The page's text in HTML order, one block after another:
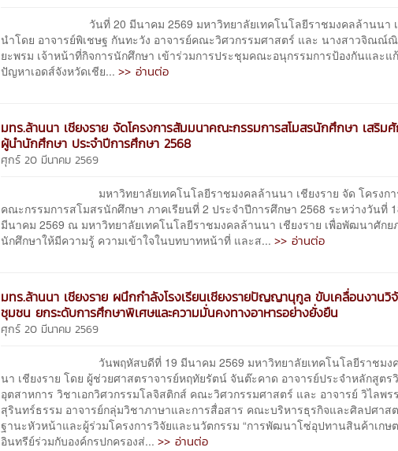
วันที่ 20 มีนาคม 2569 มหาวิทยาลัยเทคโนโลยีราชมงคลล้านนา เ
นำโดย อาจารย์พิเชษฐ กันทะวัง อาจารย์คณะวิศวกรรมศาสตร์ และ นางสาวจิณณ์
ยะพรม เจ้าหน้าที่กิจการนักศึกษา เข้าร่วมการประชุมคณะอนุกรรมการป้องกันและแ
ปัญหาเอดส์จังหวัดเชีย...>> อ่านต่อ
มทร.ล้านนา เชียงราย จัดโครงการสัมมนาคณะกรรมการสโมสรนักศึกษา เสริม
ผู้นำนักศึกษา ประจำปีการศึกษา 2568
ศุกร์ 20 มีนาคม 2569
มหาวิทยาลัยเทคโนโลยีราชมงคลล้านนา เชียงราย จัด โครงกา
คณะกรรมการสโมสรนักศึกษา ภาคเรียนที่ 2 ประจำปีการศึกษา 2568 ระหว่างวันที่
มีนาคม 2569 ณ มหาวิทยาลัยเทคโนโลยีราชมงคลล้านนา เชียงราย เพื่อพัฒนาศักย
นักศึกษาให้มีความรู้ ความเข้าใจในบทบาทหน้าที่ และส...>> อ่านต่อ
มทร.ล้านนา เชียงราย ผนึกกำลังโรงเรียนเชียงรายปัญญานุกูล ขับเคลื่อนงานวิ
ชุมชน ยกระดับการศึกษาพิเศษและความมั่นคงทางอาหารอย่างยั่งยืน
ศุกร์ 20 มีนาคม 2569
วันพฤหัสบดีที่ 19 มีนาคม 2569 มหาวิทยาลัยเทคโนโลยีราชมงค
นา เชียงราย โดย ผู้ช่วยศาสตราจารย์หฤทัยรัตน์ จันต๊ะคาด อาจารย์ประจำหลักสูตร
อุตสาหการ วิชาเอกวิศวกรรมโลจิสติกส์ คณะวิศวกรรมศาสตร์ และ อาจารย์ วิไลพ
สุรินทร์ธรรม อาจารย์กลุ่มวิชาภาษาและการสื่อสาร คณะบริหารธุรกิจและศิลปศาส
ฐานะหัวหน้าและผู้ร่วมโครงการวิจัยและนวัตกรรม “การพัฒนาโซ่อุปทานสินค้าเกษ
อินทรีย์ร่วมกับองค์กรปกครองส่...>> อ่านต่อ